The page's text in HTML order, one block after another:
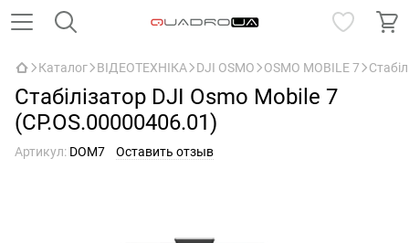
Каталог ВІДЕОТЕХНІКА DJI OSMO OSMO MOBILE 7
Стабілізатор DJI Osmo Mobile 7
(CP.OS.00000406.01)
Артикул: DOM7 Оставить отзыв